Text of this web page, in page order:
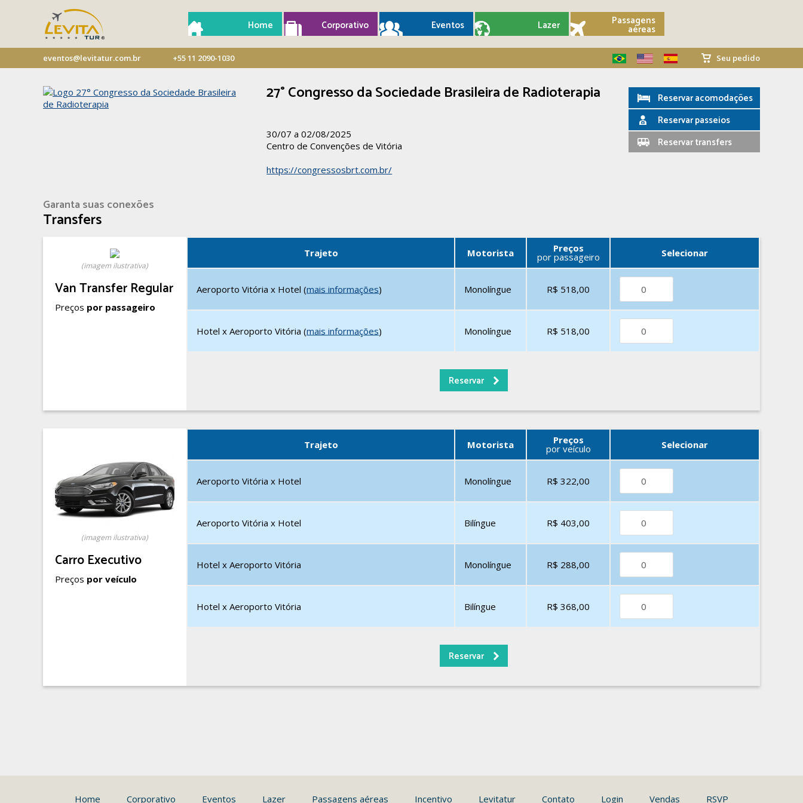
Home Corporativo Eventos Lazer Passagens
aéreas
eventos@levitatur.com.br +55 11 2090-1030 Seu pedido
27° Congresso da Sociedade Brasileira de Radioterapia
30/07 a 02/08/2025
Centro de Convenções de Vitória
https://congressosbrt.com.br/
Reservar acomodações
Reservar passeios
Reservar transfers
Garanta suas conexões
Transfers
(imagem ilustrativa)
Van Transfer Regular
Preços por passageiro
Trajeto Motorista Preços
por passageiro Selecionar
Aeroporto Vitória x Hotel (mais informações) Monolíngue R$ 518,00
Hotel x Aeroporto Vitória (mais informações) Monolíngue R$ 518,00
(imagem ilustrativa)
Carro Executivo
Preços por veículo
Trajeto Motorista Preços
por veículo Selecionar
Aeroporto Vitória x Hotel Monolíngue R$ 322,00
Aeroporto Vitória x Hotel Bilíngue R$ 403,00
Hotel x Aeroporto Vitória Monolíngue R$ 288,00
Hotel x Aeroporto Vitória Bilíngue R$ 368,00
Home Corporativo Eventos Lazer Passagens aéreas Incentivo Levitatur Contato Login Vendas RSVP